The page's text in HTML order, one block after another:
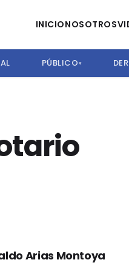
INICIONOSOTROS
PÚBLICO▾
Arias Montoya